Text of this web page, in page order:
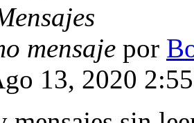
mensaje por
13, 2020